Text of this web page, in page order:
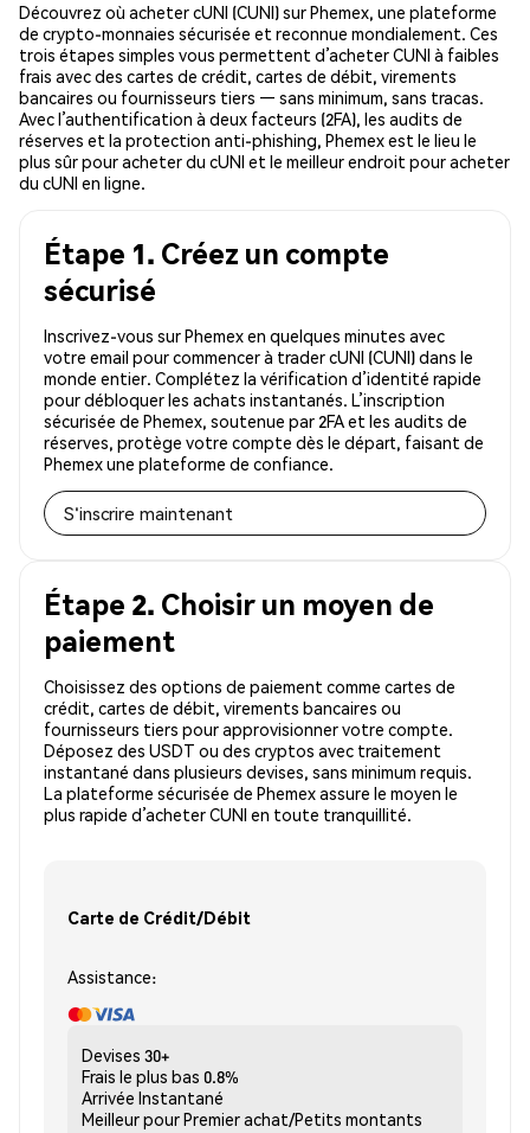
Découvrez où acheter cUNI (CUNI) sur Phemex, une plateforme
de crypto-monnaies sécurisée et reconnue mondialement. Ces
trois étapes simples vous permettent d’acheter CUNI à faibles
frais avec des cartes de crédit, cartes de débit, virements
bancaires ou fournisseurs tiers — sans minimum, sans tracas.
Avec l’authentification à deux facteurs (2FA), les audits de
réserves et la protection anti-phishing, Phemex est le lieu le
plus sûr pour acheter du cUNI et le meilleur endroit pour acheter
du cUNI en ligne.
Étape 1. Créez un compte
sécurisé
Inscrivez-vous sur Phemex en quelques minutes avec
votre email pour commencer à trader cUNI (CUNI) dans le
monde entier. Complétez la vérification d’identité rapide
pour débloquer les achats instantanés. L’inscription
sécurisée de Phemex, soutenue par 2FA et les audits de
réserves, protège votre compte dès le départ, faisant de
Phemex une plateforme de confiance.
S'inscrire maintenant
Étape 2. Choisir un moyen de
paiement
Choisissez des options de paiement comme cartes de
crédit, cartes de débit, virements bancaires ou
fournisseurs tiers pour approvisionner votre compte.
Déposez des USDT ou des cryptos avec traitement
instantané dans plusieurs devises, sans minimum requis.
La plateforme sécurisée de Phemex assure le moyen le
plus rapide d’acheter CUNI en toute tranquillité.
Carte de Crédit/Débit
Assistance:
Devises 30+
Frais le plus bas 0.8%
Arrivée Instantané
Meilleur pourPremier achat/Petits montants